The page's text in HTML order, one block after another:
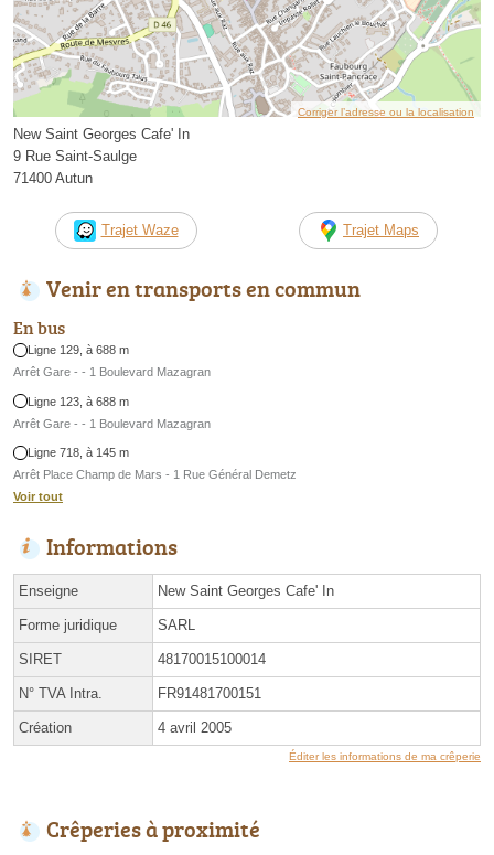
Corriger l’adresse ou la localisation
New Saint Georges Cafe' In
9 Rue Saint-Saulge
71400 Autun
Trajet Waze Trajet Maps
Venir en transports en commun
En bus
Ligne 129, à 688 m
Arrêt Gare - - 1 Boulevard Mazagran
Ligne 123, à 688 m
Arrêt Gare - - 1 Boulevard Mazagran
Ligne 718, à 145 m
Arrêt Place Champ de Mars - 1 Rue Général Demetz
Voir tout
Informations
Enseigne New Saint Georges Cafe' In
Forme juridique SARL
SIRET 48170015100014
N° TVA Intra. FR91481700151
Création 4 avril 2005
Éditer les informations de ma crêperie
Crêperies à proximité